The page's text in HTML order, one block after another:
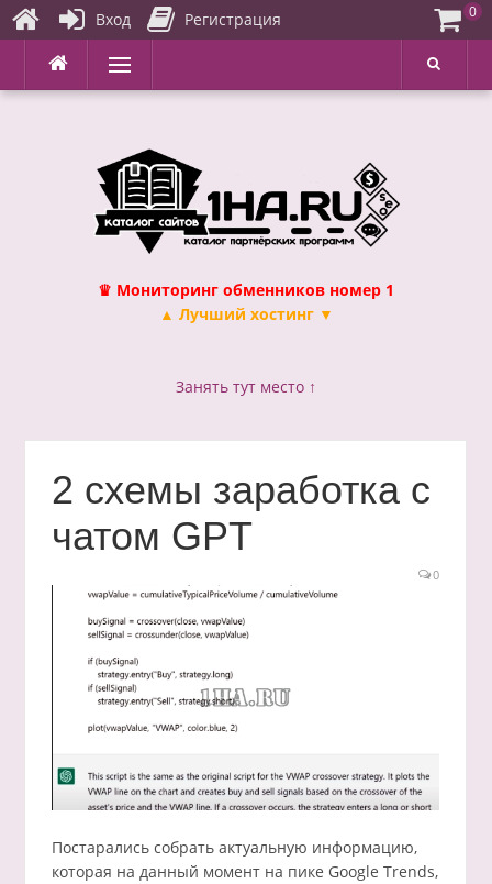
Перейти
содержимому
Меню
♛ Мониторинг обменников номер 1
▲ Лучший хостинг ▼
Занять тут место ↑
2 схемы заработка с
чатом GPT
0
Постарались собрать актуальную информацию,
которая на данный момент на пике Google Trends,
Вход Регистрация 0